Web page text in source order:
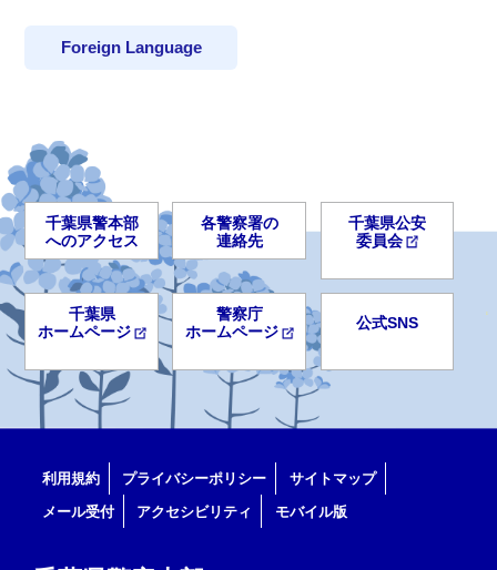
Foreign Language
千葉県警本部
へのアクセス
各警察署の
連絡先
千葉県公安
委員会
千葉県
ホームページ
警察庁
ホームページ
公式SNS
利用規約 プライバシーポリシー
サイトマップ
メール受付
アクセシビリティ モバイル版